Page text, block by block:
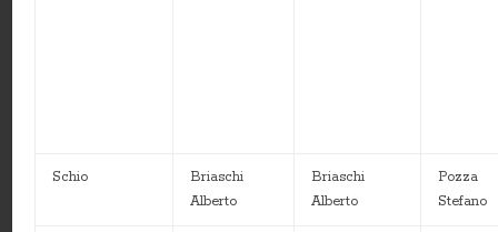
Schio
Briaschi
Alberto
Briaschi
Alberto
Pozza
Stefano